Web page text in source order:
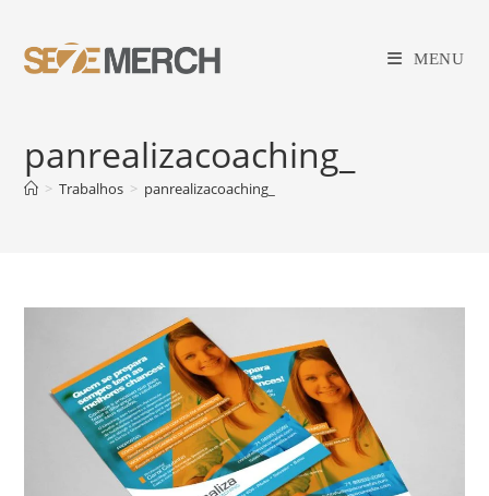
MENU
panrealizacoaching_
> Trabalhos > panrealizacoaching_